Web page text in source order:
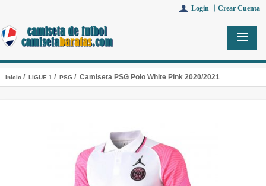
Login 丨 Crear Cuenta
Inicio/ LIGUE 1/ PSG/ Camiseta PSG Polo White Pink 2020/2021